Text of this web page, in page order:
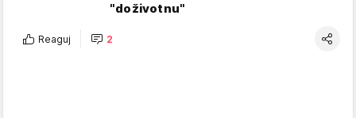
"doživotnu"
Reaguj 2